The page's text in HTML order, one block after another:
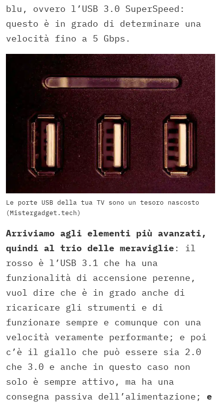
blu, ovvero l’USB 3.0 SuperSpeed:
questo è in grado di determinare una
velocità fino a 5 Gbps.
Le porte USB della tua TV sono un tesoro nascosto
(Mistergadget.tech)
Arriviamo agli elementi più avanzati,
quindi al trio delle meraviglie : il
rosso è l’USB 3.1 che ha una
funzionalità di accensione perenne,
vuol dire che è in grado anche di
ricaricare gli strumenti e di
funzionare sempre e comunque con una
velocità veramente performante; e poi
c’è il giallo che può essere sia 2.0
che 3.0 e anche in questo caso non
solo è sempre attivo, ma ha una
consegna passiva dell’alimentazione; e